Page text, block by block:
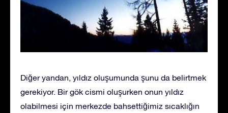
Diğer yandan, yıldız oluşumunda şunu da belirtmek
gerekiyor. Bir gök cismi oluşurken onun yıldız
olabilmesi için merkezde bahsettiğimiz sıcaklığın